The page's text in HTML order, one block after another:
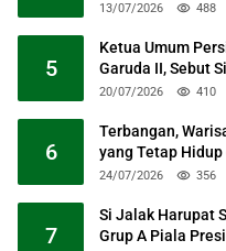
13/07/2026 488
5
Ketua Umum
Garuda II, Sebut
20/07/2026 410
6
Terbangan,
yang Tetap
24/07/2026 356
7
Si Jalak Harupat
Grup A Piala